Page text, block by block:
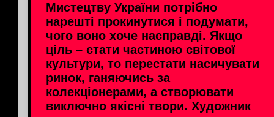
Мистецтву України потрібно
нарешті прокинутися і подумати,
чого воно хоче насправді. Якщо
ціль – стати частиною світової
культури, то перестати насичувати
ринок, ганяючись за
колекціонерами, а створювати
виключно якісні твори. Художник